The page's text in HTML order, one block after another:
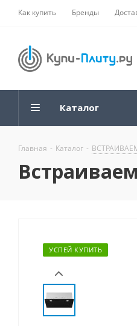
Как купить Бренды
Каталог
Главная - Каталог -
УСПЕЙ КУПИТЬ